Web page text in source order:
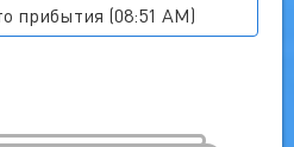
прибытия (08:51 AM)